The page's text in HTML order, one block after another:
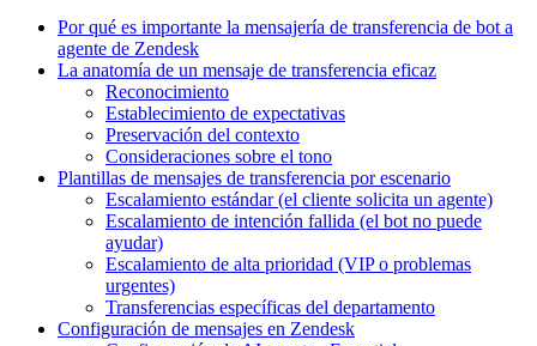
Por qué es importante la mensajería de transferencia de bot a
agente de Zendesk
La anatomía de un mensaje de transferencia eficaz
Reconocimiento
Establecimiento de expectativas
Preservación del contexto
Consideraciones sobre el tono
Plantillas de mensajes de transferencia por escenario
Escalamiento estándar (el cliente solicita un agente)
Escalamiento de intención fallida (el bot no puede
ayudar)
Escalamiento de alta prioridad (VIP o problemas
urgentes)
Transferencias específicas del departamento
Configuración de mensajes en Zendesk